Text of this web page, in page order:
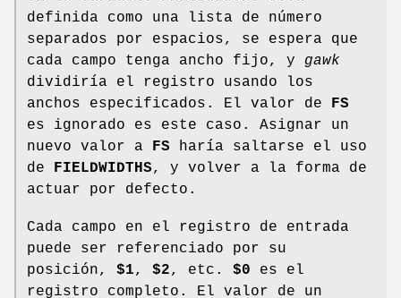
definida como una lista de número
separados por espacios, se espera que
cada campo tenga ancho fijo, y gawk
dividiría el registro usando los
anchos especificados. El valor de FS
es ignorado es este caso. Asignar un
nuevo valor a FS haría saltarse el uso
de FIELDWIDTHS, y volver a la forma de
actuar por defecto.
Cada campo en el registro de entrada
puede ser referenciado por su
posición, $1, $2, etc. $0 es el
registro completo. El valor de un